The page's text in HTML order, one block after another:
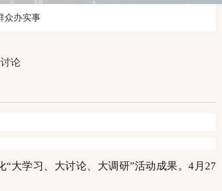
众办实事
论
大学习、大讨论、大调研”活动成果。4月 27